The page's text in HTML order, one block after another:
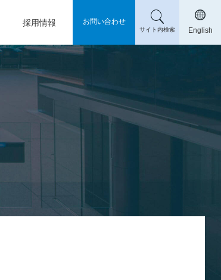
採用情報 お問い合わせ
サイト内検索 English